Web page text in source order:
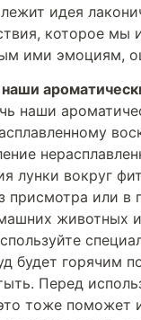
идея
которое мы
ими эмоциям,
наши
лунки вокруг
присмотра или в
животных
будет горячим
Перед
тоже поможет